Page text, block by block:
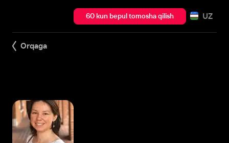
60 kun bepul tomosha qilish UZ
Orqaga